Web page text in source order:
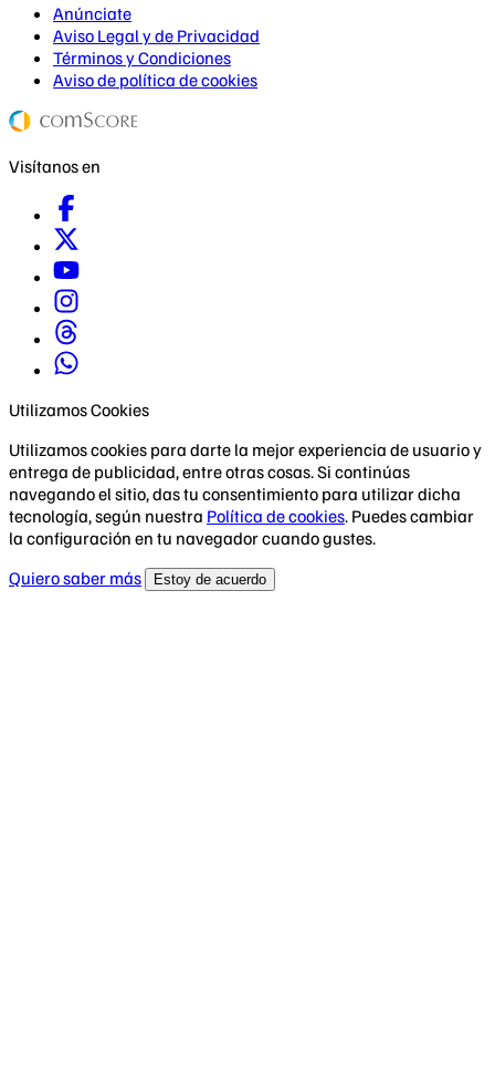
Anúnciate
Aviso Legal y de Privacidad
Términos y Condiciones
Aviso de política de cookies
Visítanos en
Utilizamos Cookies
Utilizamos cookies para darte la mejor experiencia de usuario y
entrega de publicidad, entre otras cosas. Si continúas
navegando el sitio, das tu consentimiento para utilizar dicha
tecnología, según nuestra Política de cookies. Puedes cambiar
la configuración en tu navegador cuando gustes.
Quiero saber más
Estoy de acuerdo